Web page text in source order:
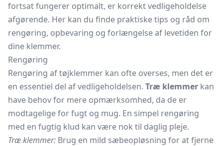
fortsat fungerer optimalt, er korrekt vedligeholdelse
afgørende. Her kan du finde praktiske tips og råd om
rengøring, opbevaring og forlængelse af levetiden for
dine klemmer.
Rengøring
Rengøring af tøjklemmer kan ofte overses, men det er
en essentiel del af vedligeholdelsen. Træ klemmer kan
have behov for mere opmærksomhed, da de er
modtagelige for fugt og mug. En simpel rengøring
med en fugtig klud kan være nok til daglig pleje.
Træ klemmer: Brug en mild sæbeopløsning for at fjerne